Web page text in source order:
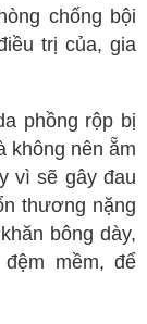
chống bội
trị của, gia
phồng rộp bị
không nên ẵm
vì sẽ gây đau
thương nặng
bông dày,
mềm, để